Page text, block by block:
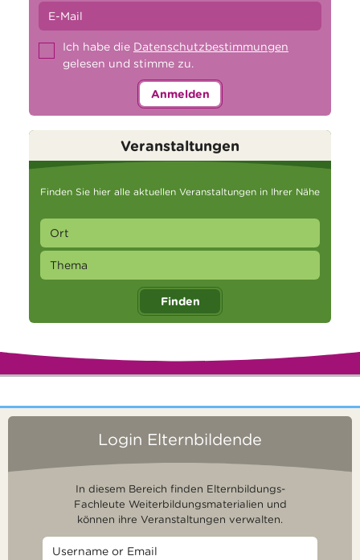
Ich habe die Datenschutzbestimmungen
gelesen und stimme zu.
Anmelden
Veranstaltungen
Finden Sie hier alle aktuellen Veranstaltungen in Ihrer Nähe
Finden
Login Elternbildende
In diesem Bereich finden Elternbildungs-
Fachleute Weiterbildungsmaterialien und
können ihre Veranstaltungen verwalten.